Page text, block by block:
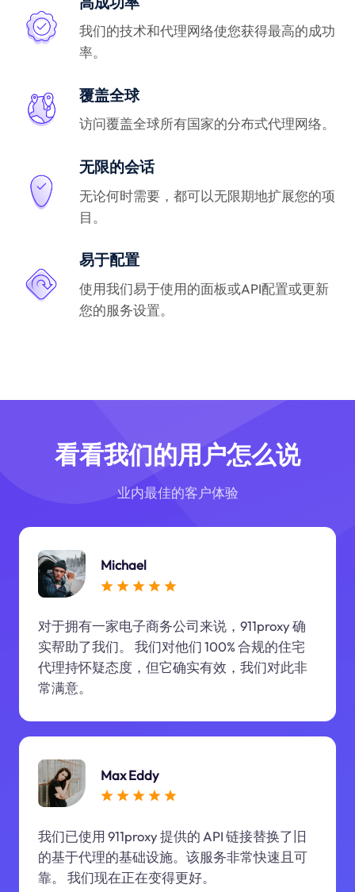
我们的技术和代理网络使您获得最高的成功
率。
覆盖全球
访问覆盖全球所有国家的分布式代理网络。
无限的会话
无论何时需要，都可以无限期地扩展您的项
目。
易于配置
使用我们易于使用的面板或API配置或更新
您的服务设置。
看看我们的用户怎么说
业内最佳的客户体验
Michael
对于拥有一家电子商务公司来说，911proxy 确
实帮助了我们。 我们对他们 100% 合规的住宅
代理持怀疑态度，但它确实有效，我们对此非
常满意。
Max Eddy
我们已使用 911proxy 提供的 API 链接替换了旧
的基于代理的基础设施。该服务非常快速且可
靠。 我们现在正在变得更好。